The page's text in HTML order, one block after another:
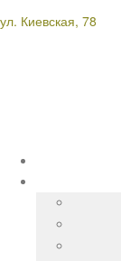
ул. Киевская, 78